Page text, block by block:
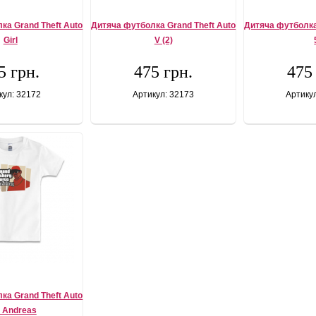
Grand Theft Auto
Girl
грн.
32172
Дитяча футболка Grand Theft Auto
V (2)
475 грн.
Артикул: 32173
Дитяча
475
Grand Theft Auto
Andreas